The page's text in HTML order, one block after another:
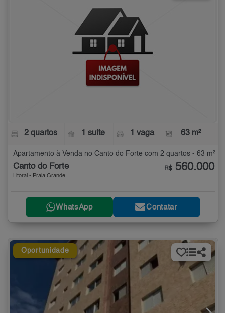
2 quartos 1 suíte 1 vaga 63 m²
Apartamento à Venda no Canto do Forte com 2 quartos - 63 m²
Canto do Forte
Litoral - Praia Grande
R$ 560.000
WhatsApp Contatar
Oportunidade